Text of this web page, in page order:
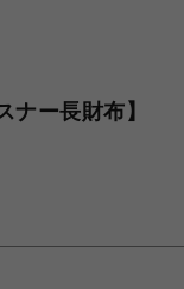
ナー長財布】